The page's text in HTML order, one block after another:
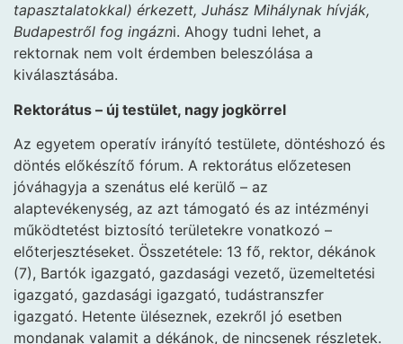
tapasztalatokkal) érkezett, Juhász Mihálynak hívják,
Budapestről fog ingázni. Ahogy tudni lehet, a
rektornak nem volt érdemben beleszólása a
kiválasztásába.
Rektorátus – új testület, nagy jogkörrel
Az egyetem operatív irányító testülete, döntéshozó és
döntés előkészítő fórum. A rektorátus előzetesen
jóváhagyja a szenátus elé kerülő – az
alaptevékenység, az azt támogató és az intézményi
működtetést biztosító területekre vonatkozó –
előterjesztéseket. Összetétele: 13 fő, rektor, dékánok
(7), Bartók igazgató, gazdasági vezető, üzemeltetési
igazgató, gazdasági igazgató, tudástranszfer
igazgató. Hetente üléseznek, ezekről jó esetben
mondanak valamit a dékánok, de nincsenek részletek.